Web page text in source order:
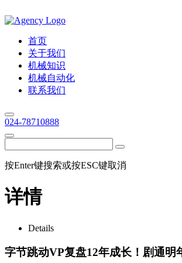
首页
关于我们
机械知识
机械自动化
联系我们
024-78710888
按Enter键搜索或按ESC键取消
详情
Details
字节跳动VP复盘12年成长！剧通明